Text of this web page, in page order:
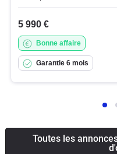
5 990 €
Bonne affaire
Garantie 6 mois
Toutes les